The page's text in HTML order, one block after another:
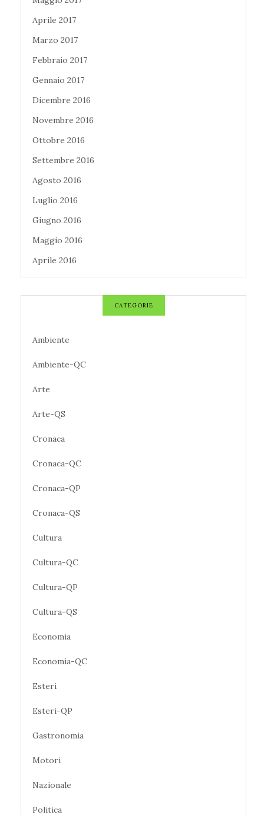
Aprile 2017
Marzo 2017
Febbraio 2017
Gennaio 2017
Dicembre 2016
Novembre 2016
Ottobre 2016
Settembre 2016
Agosto 2016
Luglio 2016
Giugno 2016
Maggio 2016
Aprile 2016
CATEGORIE
Ambiente
Ambiente-QC
Arte
Arte-QS
Cronaca
Cronaca-QC
Cronaca-QP
Cronaca-QS
Cultura
Cultura-QC
Cultura-QP
Cultura-QS
Economia
Economia-QC
Esteri
Esteri-QP
Gastronomia
Motori
Nazionale
Politica